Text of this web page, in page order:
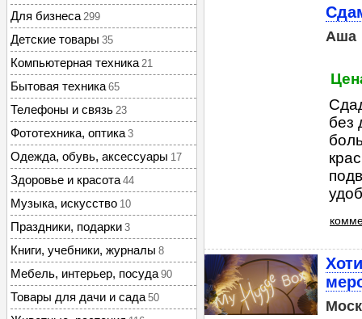
Для бизнеса 299
Детские товары 35
Компьютерная техника 21
Бытовая техника 65
Телефоны и связь 23
Фототехника, оптика 3
Одежда, обувь, аксессуары 17
Здоровье и красота 44
Музыка, искусство 10
Праздники, подарки 3
Книги, учебники, журналы 8
Мебель, интерьер, посуда 90
Товары для дачи и сада 50
Аша
без